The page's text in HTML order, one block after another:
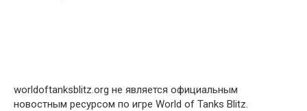
worldoftanksblitz.org не является официальным
новостным ресурсом по игре World of Tanks Blitz.